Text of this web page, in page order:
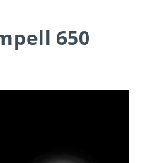
650